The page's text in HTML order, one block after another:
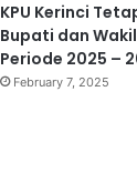
KPU Kerinci
Bupati dan
Periode 2025 –
February 7, 2025